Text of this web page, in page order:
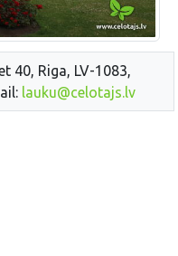
40, Riga, LV-1083,
lauku@celotajs.lv